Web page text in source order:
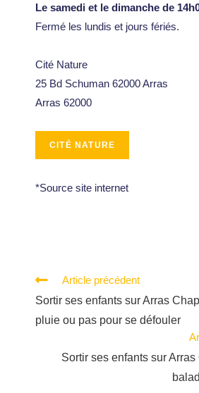
Le samedi et le dimanche de
Fermé les lundis et jours fériés.
Cité Nature
25 Bd Schuman 62000 Arras
Arras 62000
*Source site internet
Article précédent
Sortir ses enfants sur Arras
pluie ou pas pour se défouler
Sortir ses enfants sur